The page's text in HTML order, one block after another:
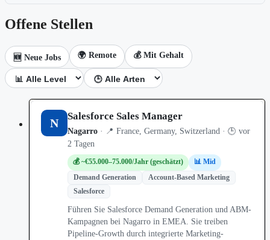
Offene Stellen
🆕 Neue Jobs 🌍 Remote 💰 Mit Gehalt
N Salesforce Sales Manager
Nagarro · 📍 France, Germany, Switzerland · 🕒 vor
2 Tagen
💰 ~€55.000–75.000/Jahr (geschätzt)
📊 Mid
Demand Generation
Account-Based Marketing
Salesforce
Führen Sie Salesforce Demand Generation und ABM-
Kampagnen bei Nagarro in EMEA. Sie treiben
Pipeline-Growth durch integrierte Marketing-